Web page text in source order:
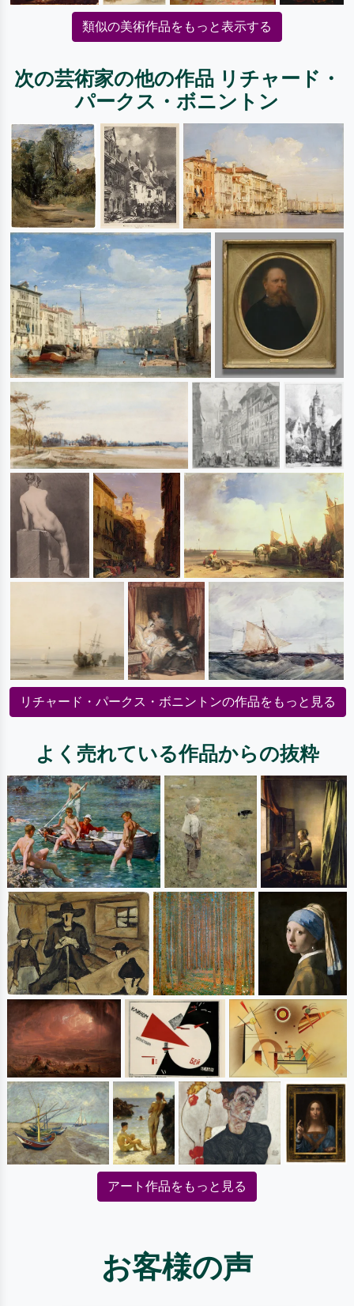
類似の美術作品をもっと表示する
次の芸術家の他の作品 リチャード・
パークス・ボニントン
リチャード・パークス・ボニントンの作品をもっと見る
よく売れている作品からの抜粋
アート作品をもっと見る
お客様の声